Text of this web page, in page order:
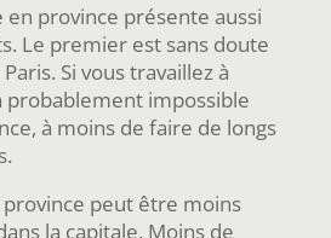
en province présente aussi
Le premier est sans doute
Si vous travaillez à
probablement impossible
à moins de faire de longs
province peut être moins
la capitale. Moins de